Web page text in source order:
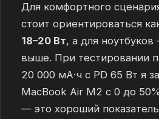
Для комфортного
стоит ориентироваться
18–20 Вт, а для
выше. При тестировании
20 000 мА·ч с PD 65 Вт я
MacBook Air M2 с 0 до
— это хороший